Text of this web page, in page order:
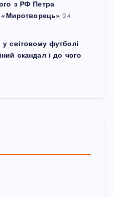
з РФ Петра
«Миротворець» 24
світовому футболі
скандал і до чого